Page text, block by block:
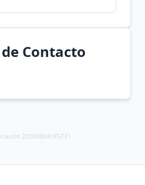
Contacto
20260804185731